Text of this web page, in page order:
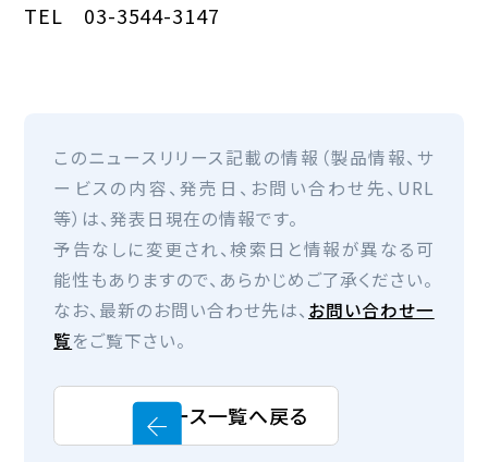
TEL 03-3544-3147
このニュースリリース記載の情報（製品情報、サ
ービスの内容、発売日、お問い合わせ先、URL
等）は、発表日現在の情報です。
予告なしに変更され、検索日と情報が異なる可
能性もありますので、あらかじめご了承ください。
なお、最新のお問い合わせ先は、 お問い合わせ一
覧をご覧下さい。
ニュース一覧へ戻る